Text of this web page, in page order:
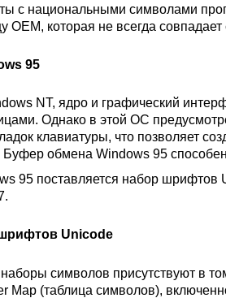
с национальными символами
OEM, которая не всегда
95
NT, ядро и графический
Однако в этой ОС
клавиатуры, что позволяет
обмена Windows 95
95 поставляется набор шрифтов
Unicode
наборы символов присутствуют в
Map (таблица символов),